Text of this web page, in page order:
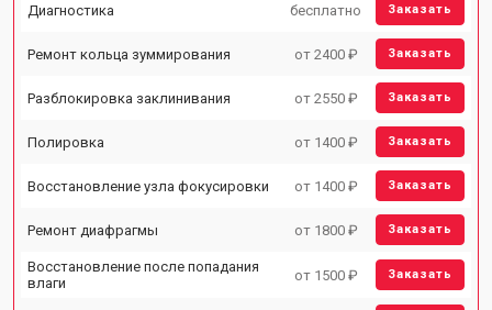
Диагностика бесплатно Заказать
Ремонт кольца зуммирования от 2400 ₽ Заказать
Разблокировка заклинивания от 2550 ₽ Заказать
Полировка от 1400 ₽ Заказать
Восстановление узла фокусировки от 1400 ₽ Заказать
Ремонт диафрагмы от 1800 ₽ Заказать
Восстановление после попадания
влаги
от 1500 ₽ Заказать